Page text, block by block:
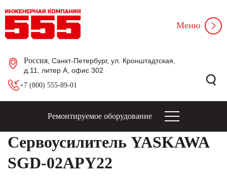
Россия , Санкт-Петербург, ул. Кронштадтская,
д.11, литер А, офис 302
+7 (800) 555-89-01
Меню
Ремонтируемое оборудование
Сервоусилитель YASKAWA
SGD-02APY22